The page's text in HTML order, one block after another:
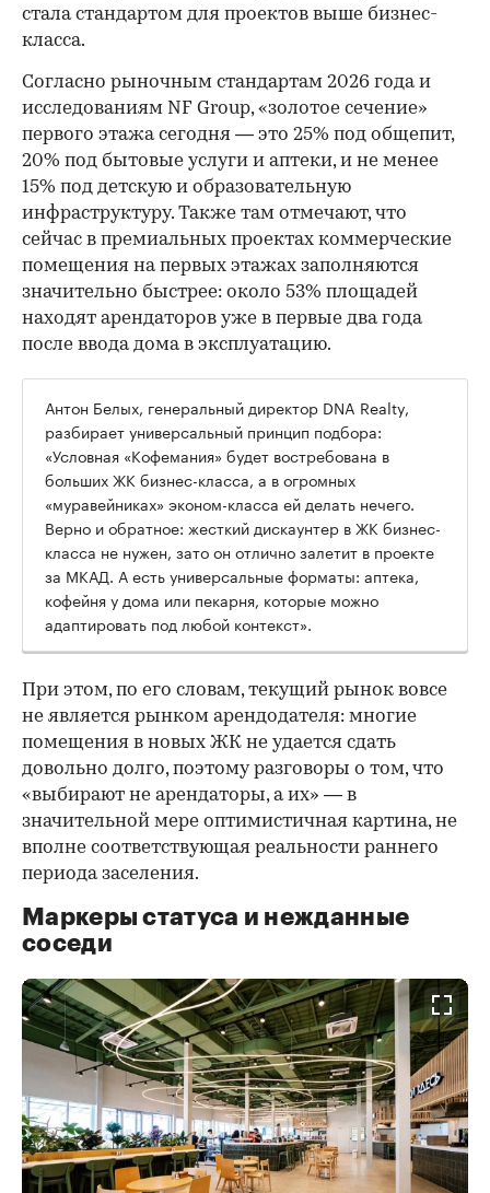
стала стандартом для проектов выше бизнес-
класса.
Согласно рыночным стандартам 2026 года и
исследованиям NF Group, «золотое сечение»
первого этажа сегодня — это 25% под общепит,
20% под бытовые услуги и аптеки, и не менее
15% под детскую и образовательную
инфраструктуру. Также там отмечают, что
сейчас в премиальных проектах коммерческие
помещения на первых этажах заполняются
значительно быстрее: около 53% площадей
находят арендаторов уже в первые два года
после ввода дома в эксплуатацию.
Антон Белых, генеральный директор DNA Realty,
разбирает универсальный принцип подбора:
«Условная «Кофемания» будет востребована в
больших ЖК бизнес-класса, а в огромных
«муравейниках» эконом-класса ей делать нечего.
Верно и обратное: жесткий дискаунтер в ЖК бизнес-
класса не нужен, зато он отлично залетит в проекте
за МКАД. А есть универсальные форматы: аптека,
кофейня у дома или пекарня, которые можно
адаптировать под любой контекст».
При этом, по его словам, текущий рынок вовсе
не является рынком арендодателя: многие
помещения в новых ЖК не удается сдать
довольно долго, поэтому разговоры о том, что
«выбирают не арендаторы, а их» — в
значительной мере оптимистичная картина, не
вполне соответствующая реальности раннего
периода заселения.
Маркеры статуса и нежданные
соседи